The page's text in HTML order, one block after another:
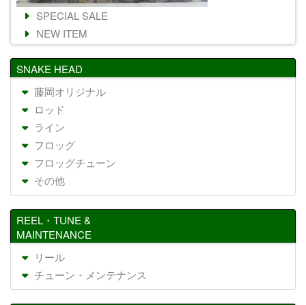
SPECIAL SALE
NEW ITEM
SNAKE HEAD
藤岡オリジナル
ロッド
ライン
フロッグ
フロッグチューン
その他
REEL・TUNE &
MAINTENANCE
リール
チューン・メンテナンス